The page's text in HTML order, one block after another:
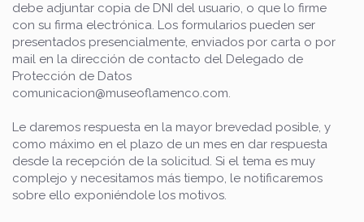
debe adjuntar copia de DNI del usuario, o que lo firme
con su firma electrónica. Los formularios pueden ser
presentados presencialmente, enviados por carta o por
mail en la dirección de contacto del Delegado de
Protección de Datos
comunicacion@museoflamenco.com.
Le daremos respuesta en la mayor brevedad posible, y
como máximo en el plazo de un mes en dar respuesta
desde la recepción de la solicitud. Si el tema es muy
complejo y necesitamos más tiempo, le notificaremos
sobre ello exponiéndole los motivos.